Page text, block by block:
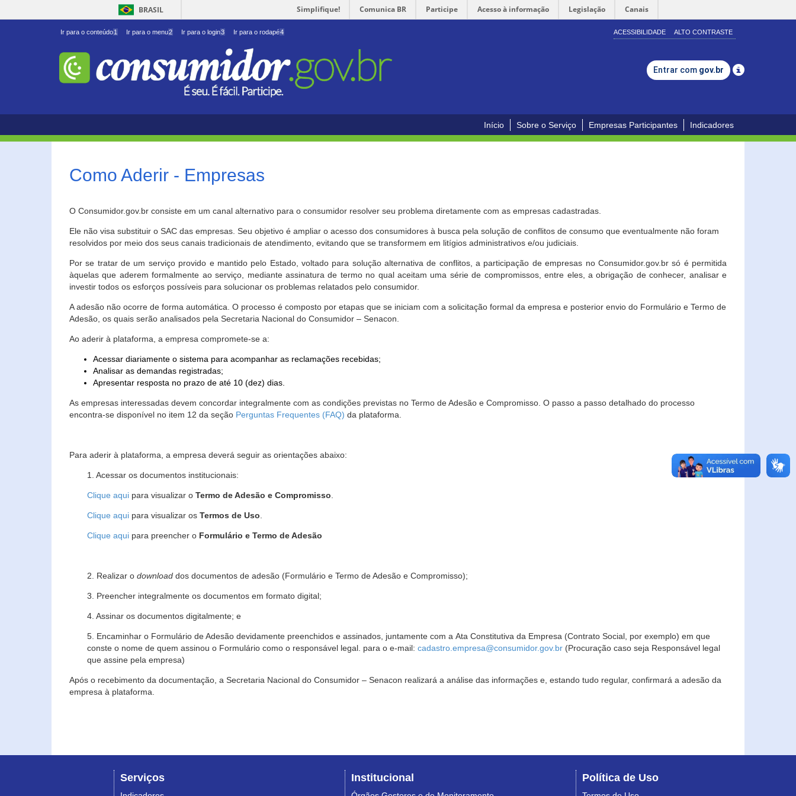
BRASIL Simplifique! Comunica BR Participe Acesso à informação Legislação Canais
Ir para o conteúdo1 Ir para o menu2 Ir para o login3 Ir para o rodapé4 ACESSIBILIDADE ALTO CONTRASTE
Entrar com gov.br
Início Sobre o Serviço Empresas Participantes Indicadores
Como Aderir - Empresas
O Consumidor.gov.br consiste em um canal alternativo para o consumidor resolver seu problema diretamente com as empresas cadastradas.
Ele não visa substituir o SAC das empresas. Seu objetivo é ampliar o acesso dos consumidores à busca pela solução de conflitos de consumo que eventualmente não foram
resolvidos por meio dos seus canais tradicionais de atendimento, evitando que se transformem em litígios administrativos e/ou judiciais.
Por se tratar de um serviço provido e mantido pelo Estado, voltado para solução alternativa de conflitos, a participação de empresas no Consumidor.gov.br só é permitida
àquelas que aderem formalmente ao serviço, mediante assinatura de termo no qual aceitam uma série de compromissos, entre eles, a obrigação de conhecer, analisar e
investir todos os esforços possíveis para solucionar os problemas relatados pelo consumidor.
A adesão não ocorre de forma automática. O processo é composto por etapas que se iniciam com a solicitação formal da empresa e posterior envio do Formulário e Termo de
Adesão, os quais serão analisados pela Secretaria Nacional do Consumidor – Senacon.
Ao aderir à plataforma, a empresa compromete-se a:
Acessar diariamente o sistema para acompanhar as reclamações recebidas;
Analisar as demandas registradas;
Apresentar resposta no prazo de até 10 (dez) dias.
As empresas interessadas devem concordar integralmente com as condições previstas no Termo de Adesão e Compromisso. O passo a passo detalhado do processo
encontra-se disponível no item 12 da seção Perguntas Frequentes (FAQ) da plataforma.
Para aderir à plataforma, a empresa deverá seguir as orientações abaixo:
1. Acessar os documentos institucionais:
Clique aqui para visualizar o Termo de Adesão e Compromisso
Clique aqui para visualizar os Termos de Uso
Clique aqui para preencher o Formulário e Termo de Adesão
2. Realizar o download dos documentos de adesão (Formulário e Termo de Adesão e Compromisso);
3. Preencher integralmente os documentos em formato digital;
4. Assinar os documentos digitalmente; e
5. Encaminhar o Formulário de Adesão devidamente preenchidos e assinados, juntamente com a Ata Constitutiva da Empresa (Contrato Social, por exemplo) em que
conste o nome de quem assinou o Formulário como o responsável legal. para o e-mail: cadastro.empresa@consumidor.gov.br (Procuração caso seja Responsável legal
que assine pela empresa)
Após o recebimento da documentação, a Secretaria Nacional do Consumidor – Senacon realizará a análise das informações e, estando tudo regular, confirmará a adesão da
empresa à plataforma.
Serviços Institucional Política de Uso